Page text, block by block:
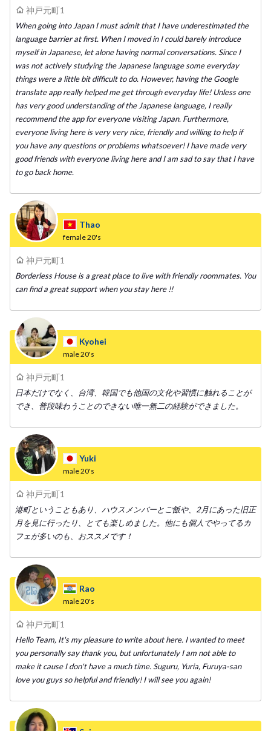
神戸元町1
When going into Japan I must admit that I have underestimated the
language barrier at first. When I moved in I could barely introduce
myself in Japanese, let alone having normal conversations. Since I
was not actively studying the Japanese language some everyday
things were a little bit difficult to do. However, having the Google
translate app really helped me get through everyday life! Unless one
has very good understanding of the Japanese language, I really
recommend the app for everyone visiting Japan. Furthermore,
everyone living here is very very nice, friendly and willing to help if
you have any questions or problems whatsoever! I have made very
good friends with everyone living here and I am sad to say that I have
to go back home.
Thao
female20's
神戸元町1
Borderless House is a great place to live with friendly roommates. You
can find a great support when you stay here !!
Kyohei
male20's
神戸元町1
日本だけでなく、台湾、韓国でも他国の文化や習慣に触れることが
でき、普段味わうことのできない唯一無二の経験ができました。
Yuki
male20's
神戸元町1
港町ということもあり、ハウスメンバーとご飯や、2月にあった旧正
月を見に行ったり、とても楽しめました。他にも個人でやってるカ
フェが多いのも、おススメです！
Rao
male20's
神戸元町1
Hello Team, It's my pleasure to write about here. I wanted to meet
you personally say thank you, but unfortunately I am not able to
make it cause I don't have a much time. Suguru, Yuria, Furuya-san
love you guys so helpful and friendly! I will see you again!